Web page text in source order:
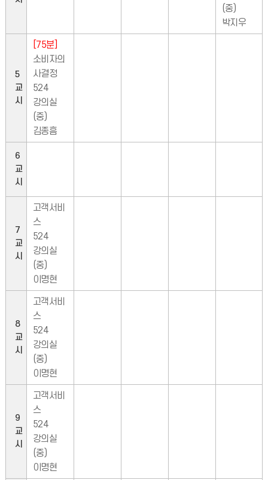
(중)
박지우
5
교
시
[75분]
소비자의
사결정
524
강의실
(중)
김종흠
6
교
시
7
교
시
고객서비
스
524
강의실
(중)
이명현
8
교
시
고객서비
스
524
강의실
(중)
이명현
9
교
시
고객서비
스
524
강의실
(중)
이명현